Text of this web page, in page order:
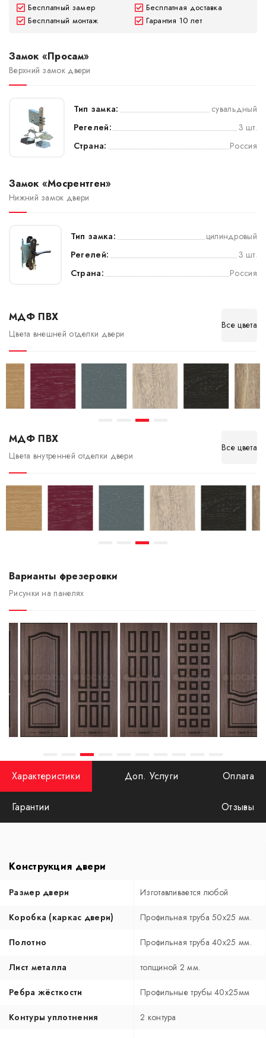
Бесплатный замер
Бесплатная доставка
Бесплатный монтаж
Гарантия 10 лет
Замок «Просам»
Верхний замок двери
Тип замка:
сувальдный
Регелей:
3 шт.
Страна:
Россия
Замок «Мосрентген»
Нижний замок двери
Тип замка:
цилиндровый
Регелей:
3 шт.
Страна:
Россия
МДФ ПВХ
Цвета внешней отделки двери
Все цвета
МДФ ПВХ
Цвета внутренней отделки двери
Все цвета
Варианты фрезеровки
Рисунки на панелях
Характеристики Доп. Услуги Оплата
Гарантии Отзывы
Конструкция двери
Размер двери Изготавливается любой
Коробка (каркас двери) Профильная труба 50х25 мм.
Полотно Профильная труба 40х25 мм.
Лист металла толщиной 2 мм.
Ребра жёсткости Профильные трубы 40х25мм
Контуры уплотнения 2 контура